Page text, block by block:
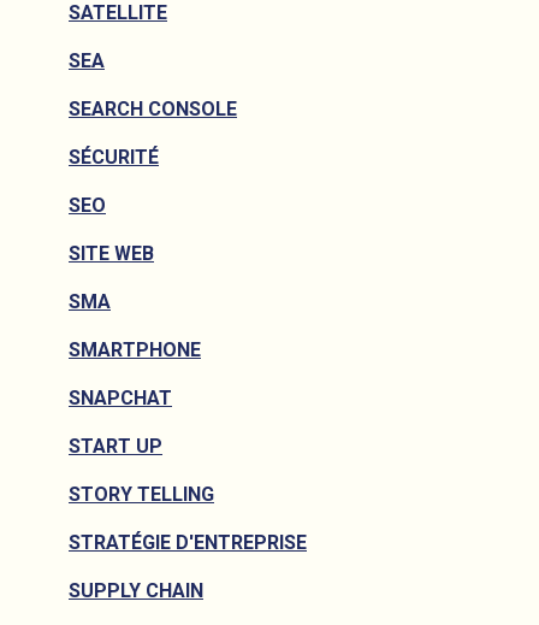
SATELLITE
SEA
SEARCH CONSOLE
SÉCURITÉ
SEO
SITE WEB
SMA
SMARTPHONE
SNAPCHAT
START UP
STORY TELLING
STRATÉGIE D'ENTREPRISE
SUPPLY CHAIN